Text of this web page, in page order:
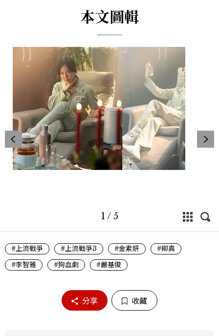
本文圖輯
1 / 5
#上流戰爭 #上流戰爭3 #金素妍
#柳真
#李智雅
#狗血劇 #嚴基俊
分享 收藏